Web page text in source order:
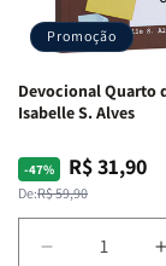
Promoção
Devocional Quarto
Isabelle S. Alves
-47%
Preço
normal
De:R$ 59,90
Preço
promocional
R$ 31,90
Diminuir